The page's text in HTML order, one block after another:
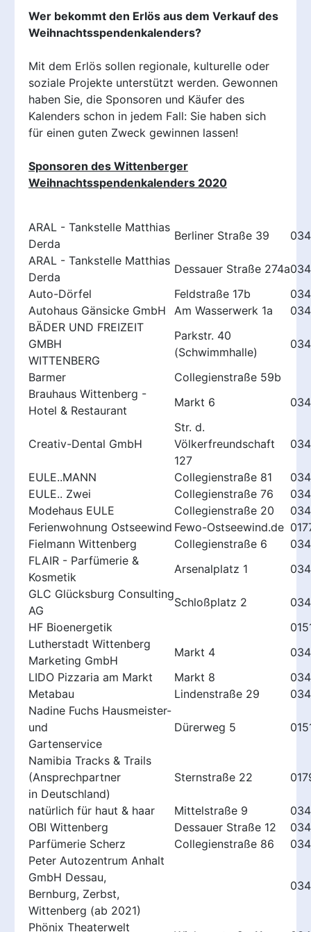
Wer bekommt den Erlös aus dem Verkauf des
Weihnachtsspendenkalenders?
Mit dem Erlös sollen regionale, kulturelle oder
soziale Projekte unterstützt werden. Gewonnen
haben Sie, die Sponsoren und Käufer des
Kalenders schon in jedem Fall: Sie haben sich
für einen guten Zweck gewinnen lassen!
Sponsoren des Wittenberger
Weihnachtsspendenkalenders 2020
ARAL - Tankstelle Matthias
Derda
Berliner Straße 39
ARAL - Tankstelle Matthias
Derda
Dessauer Straße 274a
Auto-Dörfel
Feldstraße 17b
Autohaus Gänsicke GmbH
Am Wasserwerk 1a
BÄDER UND FREIZEIT
GMBH
WITTENBERG
Parkstr. 40
(Schwimmhalle)
Barmer
Collegienstraße 59b
Brauhaus Wittenberg -
Hotel & Restaurant
Markt 6
Creativ-Dental GmbH
Str. d.
Völkerfreundschaft
127
EULE..MANN Collegienstraße 81
EULE.. Zwei
Collegienstraße 76
Modehaus EULE
Collegienstraße 20
Ferienwohnung Ostseewind Fewo-Ostseewind.de
Fielmann Wittenberg
Collegienstraße 6
FLAIR - Parfümerie &
Kosmetik
Arsenalplatz 1
GLC Glücksburg Consulting
AG
Schloßplatz 2
HF Bioenergetik
Lutherstadt Wittenberg
Marketing GmbH
Markt 4
LIDO Pizzaria am Markt
Markt 8
Metabau
Lindenstraße 29
Nadine Fuchs Hausmeister-
und
Gartenservice
Dürerweg 5
Namibia Tracks & Trails
(Ansprechpartner
in Deutschland)
Sternstraße 22
natürlich für haut & haar Mittelstraße 9
OBI Wittenberg
Dessauer Straße 12
Parfümerie Scherz
Collegienstraße 86
Peter Autozentrum Anhalt
GmbH Dessau,
Bernburg, Zerbst,
Wittenberg (ab 2021)
Phönix Theaterwelt